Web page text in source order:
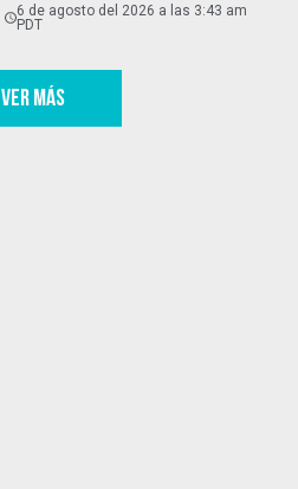
6 de agosto del 2026 a las 3:43 am
PDT
VER MÁS